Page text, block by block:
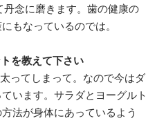
念に磨きます。歯の健康の
もなっているのでは。
を教えて下さい
ってしまって。なので今はダ
います。サラダとヨーグルト
法が身体にあっているよう